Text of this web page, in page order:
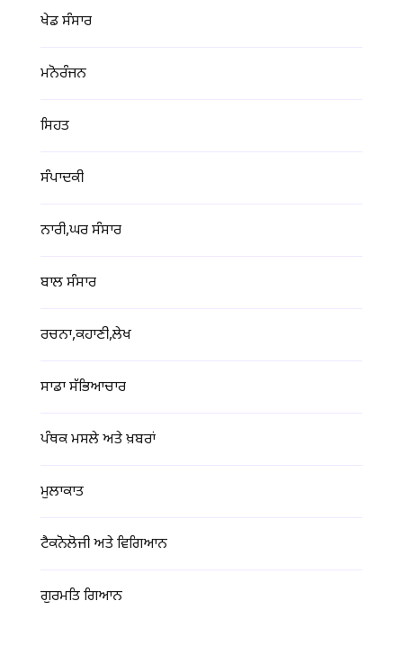
ਖੇਡ ਸੰਸਾਰ
ਮਨੋਰੰਜਨ
ਸਿਹਤ
ਸੰਪਾਦਕੀ
ਨਾਰੀ,ਘਰ ਸੰਸਾਰ
ਬਾਲ ਸੰਸਾਰ
ਰਚਨਾ,ਕਹਾਣੀ,ਲੇਖ
ਸਾਡਾ ਸੱਭਿਆਚਾਰ
ਪੰਥਕ ਮਸਲੇ ਅਤੇ ਖ਼ਬਰਾਂ
ਮੁਲਾਕਾਤ
ਟੈਕਨੋਲੋਜੀ ਅਤੇ ਵਿਗਿਆਨ
ਗੁਰਮਤਿ ਗਿਆਨ